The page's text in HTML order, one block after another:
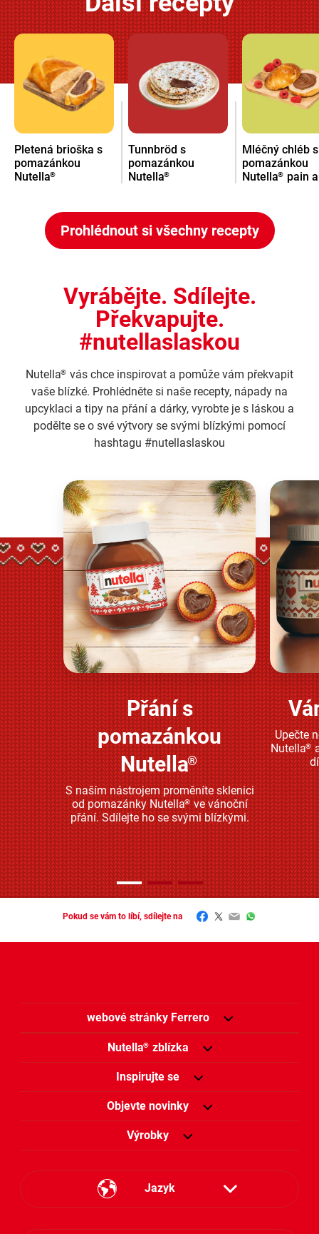
Pletená brioška s
pomazánkou
Nutella®
Tunnbröd s
pomazánkou
Nutella®
Mléčný chléb s
pomazánkou
Nutella® pain
Prohlédnout si všechny recepty
Vyrábějte. Sdílejte.
Překvapujte.
#nutellaslaskou
Nutella® vás chce inspirovat a pomůže vám překvapit
vaše blízké. Prohlédněte si naše recepty, nápady na
upcyklaci a tipy na přání a dárky, vyrobte je s láskou a
podělte se o své výtvory se svými blízkými pomocí
hashtagu #nutellaslaskou
Zjistěte více
Přání s
pomazánkou
Nutella®
S naším nástrojem proměníte sklenici
od pomazánky Nutella®ve vánoční
přání. Sdílejte ho se svými blízkými.
Upečte
Nutella®
Pokud se vám to líbí, sdílejte na Facebook
Twitter
EmailWhatsApp
webové stránky Ferrero
Nutella® zblízka
Inspirujte se
Objevte novinky
Výrobky
Jazyk
Česky